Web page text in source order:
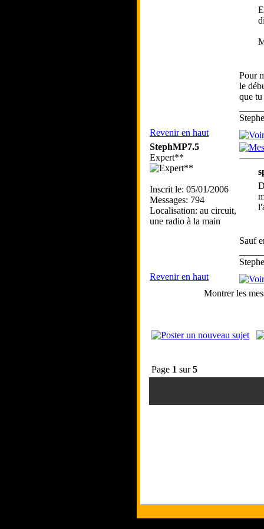
Pour
le
que
Revenir en haut
StephMP7.5
Expert**
Inscrit le: 05/01/2006
Messages: 794
Localisation: au circuit,
une radio à la main
Sauf
Revenir en haut
Montrer les
Page 1 sur5